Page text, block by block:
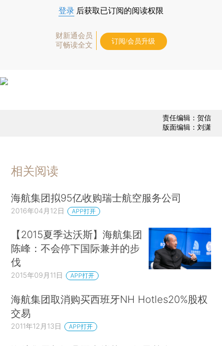
登录 后获取已订阅的阅读权限
财新通会员
可畅读全文
订阅/会员升级
责任编辑：贺信
版面编辑：刘潇
相关阅读
海航集团拟95亿收购瑞士航空服务公司
2016年04月12日 APP打开
【2015夏季达沃斯】海航集团
陈峰：不会停下国际兼并的步
伐
2015年09月11日 APP打开
海航集团取消购买西班牙NH Hotles20%股权
交易
2011年12月13日 APP打开